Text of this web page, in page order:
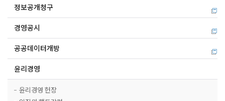
정보공개청구
경영공시
공공데이터개방
윤리경영
윤리경영 헌장